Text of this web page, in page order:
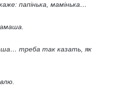
папінька, мамінька…
треба так казать, як